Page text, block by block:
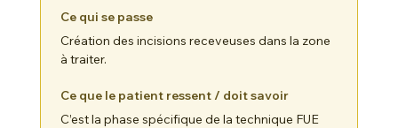
Création des incisions receveuses dans la zone
à traiter.
C’est la phase spécifique de la technique FUE